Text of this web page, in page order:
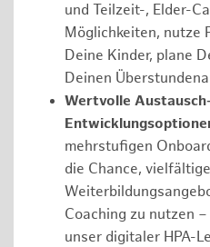
und Teilzeit-, Elder-
Möglichkeiten, nutze
Deine Kinder, plane
Deinen
Wertvolle
mehrstufigen
die Chance,
Coaching zu nutzen
unser digitaler HPA-